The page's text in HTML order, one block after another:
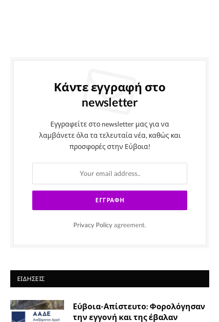
Κάντε εγγραφή στο
newsletter
Εγγραφείτε στο newsletter μας για να
λαμβάνετε όλα τα τελευταία νέα, καθώς και
προσφορές στην Εύβοια!
Privacy Policy agreement.
ΕΙΔΉΣΕΙΣ
Εύβοια-Απίστευτο: Φορολόγησαν
την εγγονή και της έβαλαν